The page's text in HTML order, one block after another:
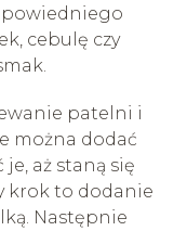
cebulę czy
patelni i
można dodać
aż staną się
krok to dodanie
Następnie